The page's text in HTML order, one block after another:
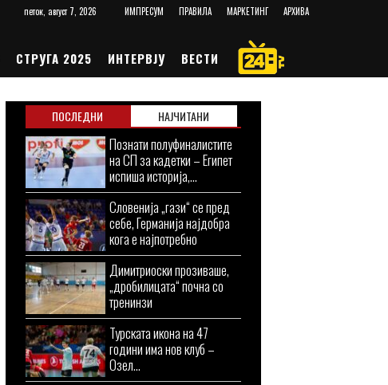
петок, август 7, 2026 ИМПРЕСУМ ПРАВИЛА МАРКЕТИНГ АРХИВА
СТРУГА 2025 ИНТЕРВЈУ ВЕСТИ
ПОСЛЕДНИ НАЈЧИТАНИ
Познати полуфиналистите
на СП за кадетки – Египет
испиша историја,...
Словенија „гази“ се пред
себе, Германија најдобра
кога е најпотребно
Димитриоски прозиваше,
„дробилицата“ почна со
тренинзи
Турската икона на 47
години има нов клуб –
Озел...